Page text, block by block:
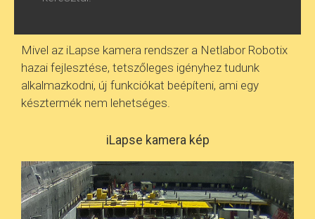
Mivel az iLapse kamera rendszer a Netlabor Robotix
hazai fejlesztése, tetszőleges igényhez tudunk
alkalmazkodni, új funkciókat beépíteni, ami egy
késztermék nem lehetséges.
iLapse kamera kép